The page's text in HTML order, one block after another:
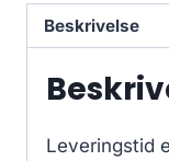
Beskrivelse
Leveringstid